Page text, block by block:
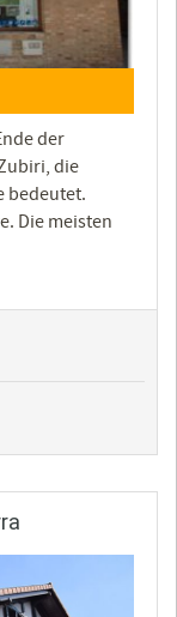
der
die
bedeutet.
Die meisten